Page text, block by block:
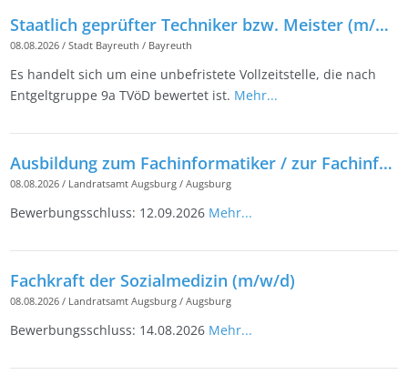
Staatlich geprüfter Techniker bzw. Meister (m/w/d), Schwerpunkt Tiefbau/Straßenbau
08.08.2026 /Stadt Bayreuth / Bayreuth
Es handelt sich um eine unbefristete Vollzeitstelle, die nach
Entgeltgruppe 9a TVöD bewertet ist. Mehr...
Ausbildung zum Fachinformatiker / zur Fachinformatikerin (m/w/d)
08.08.2026 / Landratsamt Augsburg /Augsburg
Bewerbungsschluss: 12.09.2026 Mehr...
Fachkraft der Sozialmedizin (m/w/d)
08.08.2026 / Landratsamt Augsburg /Augsburg
Bewerbungsschluss: 14.08.2026 Mehr...